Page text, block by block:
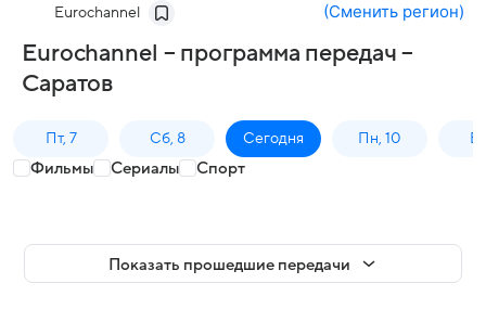
Eurochannel (Сменить регион)
Eurochannel – программа передач –
Саратов
Пт, 7 Сб, 8 Сегодня Пн, 10
Фильмы Сериалы Спорт
Показать прошедшие передачи